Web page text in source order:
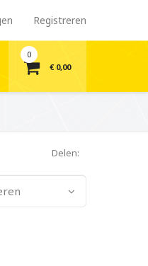
Registreren
0
€ 0,00
Delen: